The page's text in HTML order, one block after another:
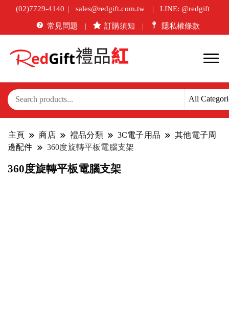
(02)7729-4140 sales@redgift.com.tw LINE: @redgift
常見問題 訂購須知 隱私權條款
主頁 商店 禮品分類 3C電子用品
其他電子周
邊配件
360度旋轉平板電腦支架
360度旋轉平板電腦支架